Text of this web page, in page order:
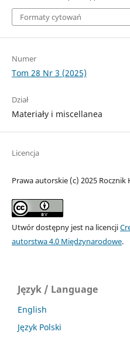
Formaty cytowań
Numer
Tom 28 Nr 3 (2025)
Dział
Materiały i miscellanea
Licencja
Prawa autorskie (c) 2025 Rocznik
Utwór dostępny jest na licencji
autorstwa 4.0 Międzynarodowe.
Język / Language
English
Język Polski